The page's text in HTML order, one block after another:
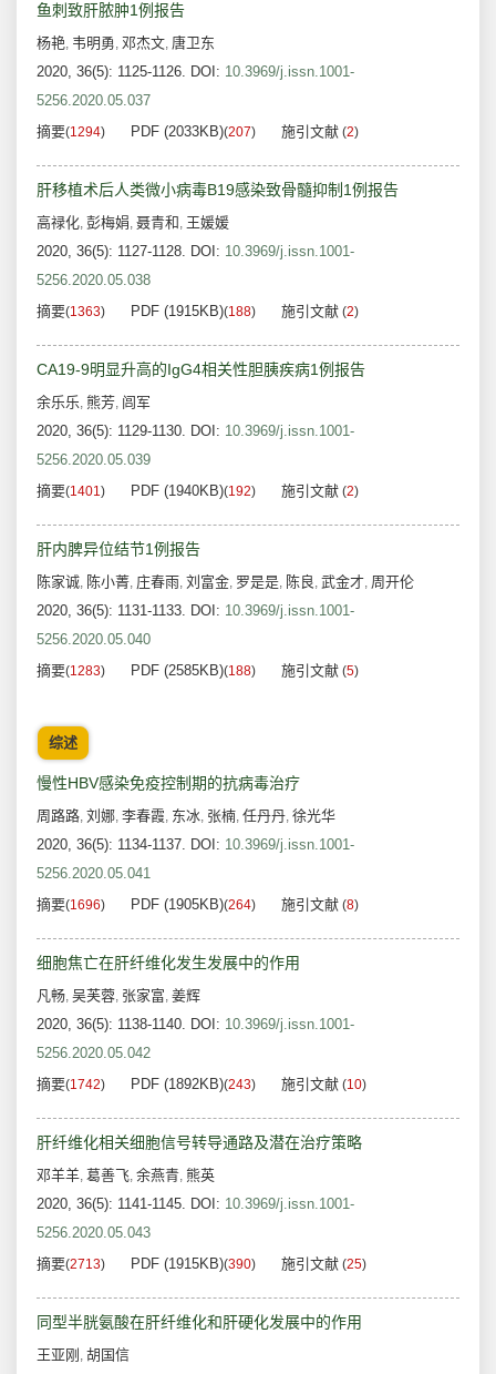
鱼刺致肝脓肿1例报告
杨艳, 韦明勇, 邓杰文, 唐卫东
2020, 36(5): 1125-1126. DOI: 10.3969/j.issn.1001-
5256.2020.05.037
摘要(1294) PDF (2033KB)(207) 施引文献 (2)
肝移植术后人类微小病毒B19感染致骨髓抑制1例报告
高禄化, 彭梅娟, 聂青和 , 王媛媛
2020, 36(5): 1127-1128. DOI: 10.3969/j.issn.1001-
5256.2020.05.038
摘要(1363) PDF (1915KB)(188) 施引文献 (2)
CA19-9明显升高的IgG4相关性胆胰疾病1例报告
余乐乐, 熊芳, 闾军
2020, 36(5): 1129-1130. DOI: 10.3969/j.issn.1001-
5256.2020.05.039
摘要(1401) PDF (1940KB)(192) 施引文献 (2)
肝内脾异位结节1例报告
陈家诚, 陈小菁, 庄春雨, 刘富金, 罗是是, 陈良, 武金才, 周开伦
2020, 36(5): 1131-1133. DOI: 10.3969/j.issn.1001-
5256.2020.05.040
摘要(1283) PDF (2585KB)(188) 施引文献 (5)
综述
慢性HBV感染免疫控制期的抗病毒治疗
周路路, 刘娜, 李春霞, 东冰, 张楠, 任丹丹, 徐光华
2020, 36(5): 1134-1137. DOI: 10.3969/j.issn.1001-
5256.2020.05.041
摘要(1696) PDF (1905KB)(264) 施引文献 (8)
细胞焦亡在肝纤维化发生发展中的作用
凡畅, 吴芙蓉, 张家富, 姜辉
2020, 36(5): 1138-1140. DOI: 10.3969/j.issn.1001-
5256.2020.05.042
摘要(1742) PDF (1892KB)(243) 施引文献 (10)
肝纤维化相关细胞信号转导通路及潜在治疗策略
邓羊羊, 葛善飞, 余燕青, 熊英
2020, 36(5): 1141-1145. DOI: 10.3969/j.issn.1001-
5256.2020.05.043
摘要(2713) PDF (1915KB)(390) 施引文献 (25)
同型半胱氨酸在肝纤维化和肝硬化发展中的作用
王亚刚 , 胡国信